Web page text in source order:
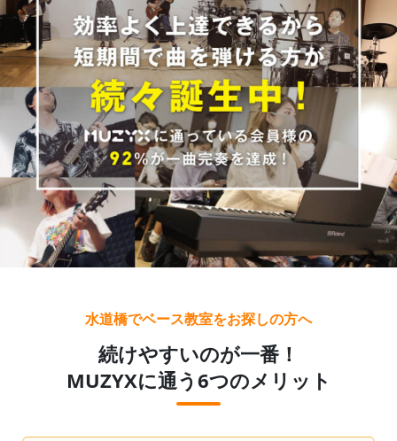
水道橋でベース教室をお探しの方へ
続けやすいのが一番！
MUZYXに通う6つのメリット